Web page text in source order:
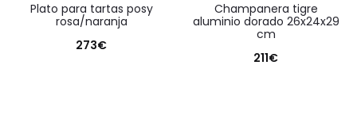
plato para tartas posy
rosa/naranja
273€
champanera tigre
aluminio dorado 26x24x29
cm
211€